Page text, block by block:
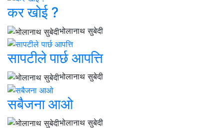
कर खोई ?
भोलानाथ सुबेदी
सापटीले पार्छ आपत्ति
भोलानाथ सुबेदी
सबैजना आओ
भोलानाथ सुबेदी